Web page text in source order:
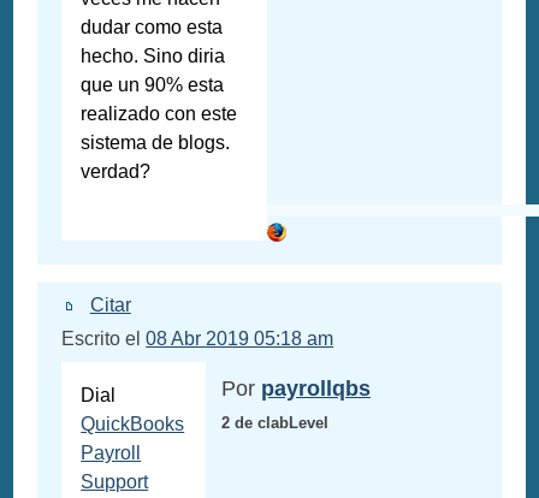
dudar como esta
hecho. Sino diria
que un 90% esta
realizado con este
sistema de blogs.
verdad?
Citar
Escrito el08 Abr 2019 05:18 am
Dial
QuickBooks
Payroll
Support
Por payrollqbs
2 de clabLevel